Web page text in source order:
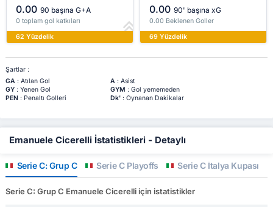
0.00 90 başına G+A
0 toplam gol katkıları
62 Yüzdelik
0.00 90' başına xG
0.00 Beklenen Goller
69 Yüzdelik
Şartlar :
GA : Atılan Gol A : Asist
GY: Yenen Gol GYM : Gol yememeden
PEN: Penaltı Golleri Dk': Oynanan Dakikalar
Emanuele Cicerelli İstatistikleri - Detaylı
Serie C: Grup C Serie C Playoffs Serie C İtalya Kupası
Serie C: Grup C Emanuele Cicerelli için istatistikler